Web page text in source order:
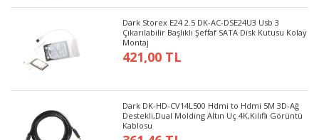
Dark Storex E24 2.5 DK-AC-DSE24U3 Usb 3
Çıkarılabilir Başlıklı Şeffaf SATA Disk Kutusu Kolay
Montaj
421,00 TL
Dark DK-HD-CV14L500 Hdmi to Hdmi 5M 3D-Ağ
Destekli,Dual Molding Altın Uç 4K,Kılıflı Görüntü
Kablosu